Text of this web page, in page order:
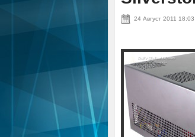
24 Август 2011 18:03